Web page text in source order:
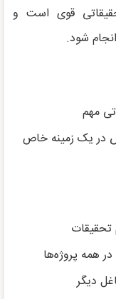
قوی است و
شود.
مهم
یک زمینه خاص
تحقیقات
همه پروژه‌ها
دیگر